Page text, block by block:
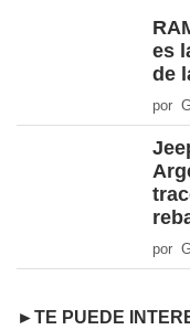
es
de
por
por
►TE PUEDE